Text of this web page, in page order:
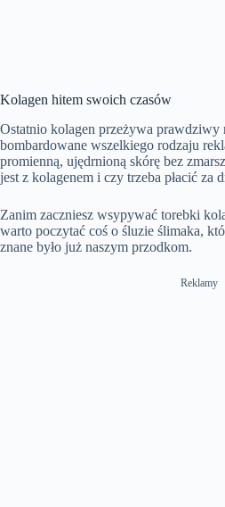
Kolagen hitem swoich czasów
Ostatnio kolagen przeżywa
bombardowane wszelkiego rodzaju
promienną, ujędrnioną skórę bez
jest z kolagenem i czy trzeba płacić za
Zanim zaczniesz wsypywać torebki
warto poczytać coś o śluzie ślimaka,
znane było już naszym przodkom.
Reklamy